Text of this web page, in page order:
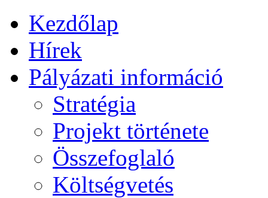
Kezdőlap
Hírek
Pályázati információ
Stratégia
Projekt története
Összefoglaló
Költségvetés